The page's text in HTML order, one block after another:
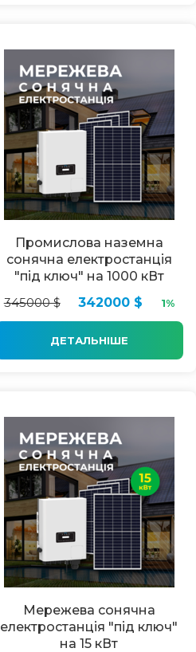
Промислова наземна
сонячна електростанція
"під ключ" на 1000 кВт
345000 $
342000 $ 1%
ДЕТАЛЬНІШЕ
Мережева сонячна
електростанція "під ключ"
на 15 кВт